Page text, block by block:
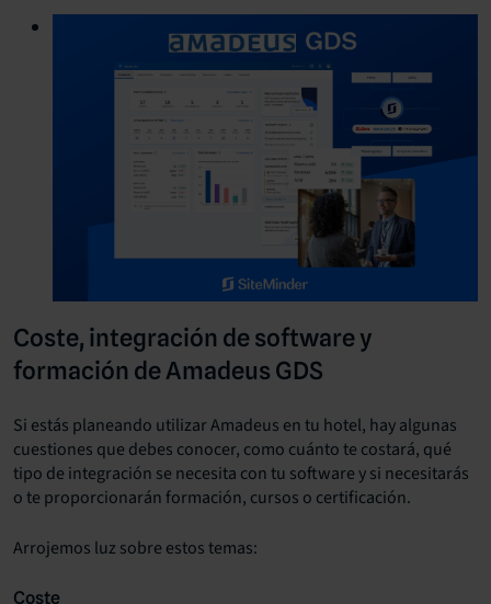
Coste, integración de software y
formación de Amadeus GDS
Si estás planeando utilizar Amadeus en tu hotel, hay algunas
cuestiones que debes conocer, como cuánto te costará, qué
tipo de integración se necesita con tu software y si necesitarás
o te proporcionarán formación, cursos o certificación.
Arrojemos luz sobre estos temas:
Coste